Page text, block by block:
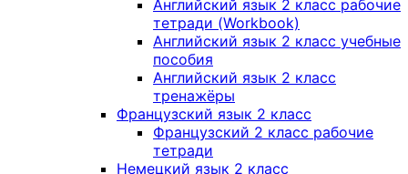
Английский язык 2 класс рабочие
тетради (Workbook)
Английский язык 2 класс учебные
пособия
Английский язык 2 класс
тренажёры
Французский язык 2 класс
Французский 2 класс рабочие
тетради
Немецкий язык 2 класс